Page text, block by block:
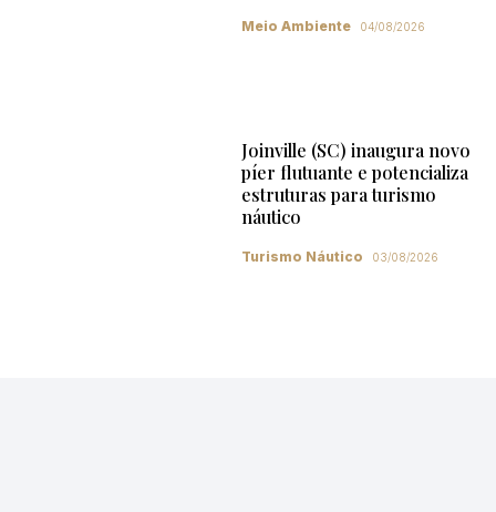
Meio Ambiente 04/08/2026
Joinville (SC) inaugura novo
píer flutuante e potencializa
estruturas para turismo
náutico
Turismo Náutico 03/08/2026